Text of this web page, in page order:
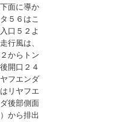
面に導か
５６はこ
口５２よ
行風は、
からトン
開口２４
フエンダ
リヤフエ
後部側面
から排出